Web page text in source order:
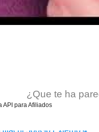
¿Que te ha
API para Afiliados